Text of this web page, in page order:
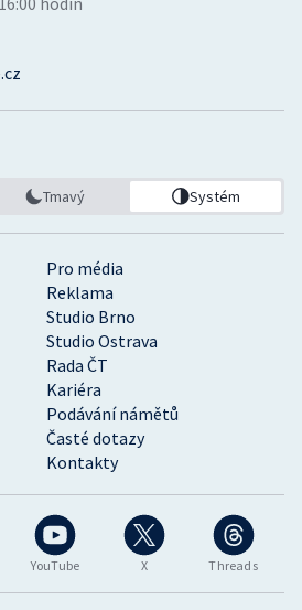
YouTube X Threads
Pro média
Reklama
Studio Brno
Studio Ostrava
Rada ČT
Kariéra
Podávání námětů
Časté dotazy
Kontakty
Tmavý Systém